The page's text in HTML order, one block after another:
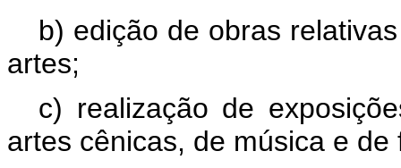
b) edição de obras
artes;
c) realização de
artes cênicas, de música e de